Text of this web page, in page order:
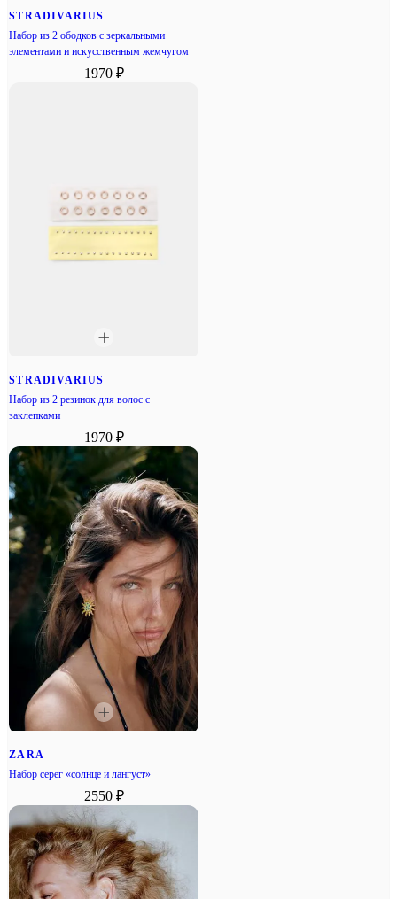
STRADIVARIUS
Набор из 2 ободков с зеркальными
элементами и искусственным жемчугом
1970 ₽
STRADIVARIUS
Набор из 2 резинок для волос с
заклепками
1970 ₽
ZARA
Набор серег «солнце и лангуст»
2550 ₽